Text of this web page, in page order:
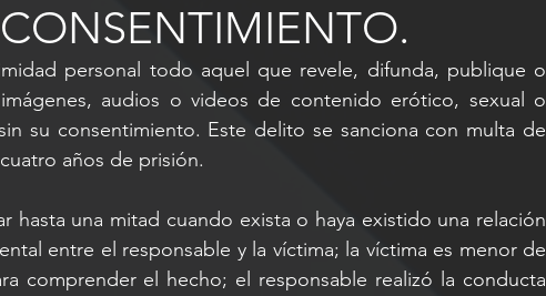
personal todo aquel que revele, difunda, publique o
audios o videos de contenido erótico, sexual o
su consentimiento. Este delito se sanciona con multa de
años de prisión.
hasta una mitad cuando exista o haya existido una relación
entre el responsable y la víctima; la víctima es menor de
comprender el hecho; el responsable realizó la conducta